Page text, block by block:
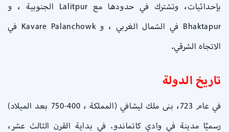
بإحداثيات، وتشترك في حدودها مع Lalitpur الجنوبية ، و
Bhaktapur في الشمال الغربي ، و Kavare Palanchowk في
الاتجاه الشرقي.
تاريخ الدولة
في عام 723، بنى ملك ليشافي (المملكة ، 400-750 بعد الميلاد)
رسميًا مدينة في وادي كاتماندو. في بداية القرن الثالث عشر،